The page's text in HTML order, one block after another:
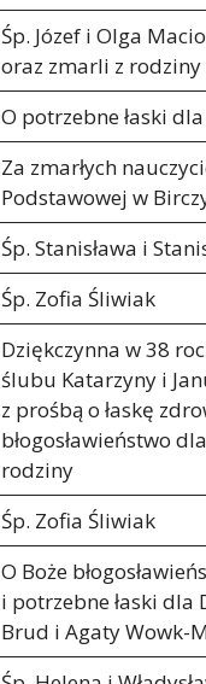
Śp. Józef i Olga
oraz zmarli z rodziny
O potrzebne łaski
Za zmarłych
Podstawowej w
Śp. Stanisława i
Śp. Zofia Śliwiak
Dziękczynna w 38
ślubu Katarzyny i
z prośbą o łaskę
błogosławieństwo
rodziny
Śp. Zofia Śliwiak
O Boże
i potrzebne łaski dla
Brud i Agaty Wowk-